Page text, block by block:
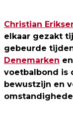
Christian
elkaar gezakt
gebeurde
Denemarken
voetbalbond is
bewustzijn en